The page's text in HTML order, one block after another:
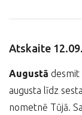
Atskaite
Augustā desmit
augusta līdz
nometnē Tūjā.